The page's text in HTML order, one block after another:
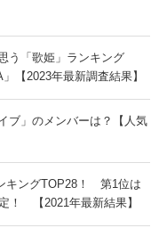
う「歌姫」ランキング
【2023年最新調査結果】
ブ」のメンバーは？【人気
キングTOP28！ 第1位は
！ 【2021年最新結果】